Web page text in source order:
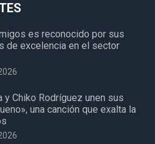
es reconocido por sus
de excelencia en el sector
y Chiko Rodríguez unen sus
una canción que exalta la